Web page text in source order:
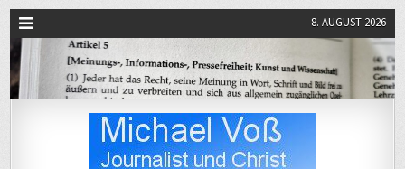
8. AUGUST 2026